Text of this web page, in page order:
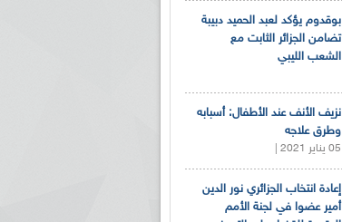
بوقدوم يؤكد لعبد الحميد دبيبة
تضامن الجزائر الثابت مع
الشعب الليبي
نزيف الأنف عند الأطفال: أسبابه
وطرق علاجه
05 يناير 2021 |
إعادة انتخاب الجزائري نور الدين
أمير عضوا في لجنة الأمم